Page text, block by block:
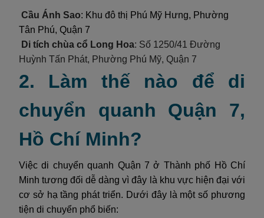
Cầu Ánh Sao: Khu đô thị Phú Mỹ Hưng, Phường
Tân Phú, Quận 7
Di tích chùa cổ Long Hoa: Số 1250/41 Đường
Huỳnh Tấn Phát, Phường Phú Mỹ, Quận 7
2. Làm thế nào để di
chuyển quanh Quận 7,
Hồ Chí Minh?
Việc di chuyển quanh Quận 7 ở Thành phố Hồ Chí
Minh tương đối dễ dàng vì đây là khu vực hiện đại với
cơ sở hạ tầng phát triển. Dưới đây là một số phương
tiện di chuyển phổ biến: